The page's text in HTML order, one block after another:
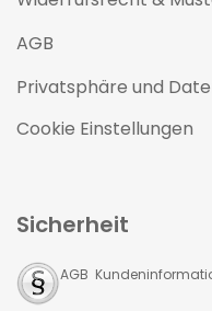
AGB
Privatsphäre und
Cookie Einstellungen
Sicherheit
AGB